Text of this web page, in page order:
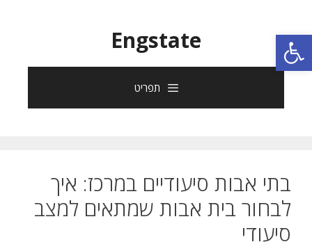
פתח סרגל נגישות Engstate
תפריט
בתי אבות סיעודיים במרכז: איך
לבחור בית אבות שמתאים למצב
סיעודי